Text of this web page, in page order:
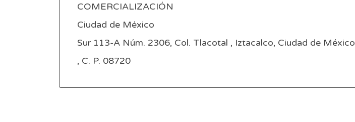
COMERCIALIZACIÓN
Ciudad de México
Sur 113-A Núm. 2306, Col. Tlacotal , Iztacalco, Ciudad de México
, C. P. 08720